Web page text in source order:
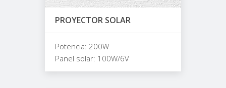
PROYECTOR SOLAR
Potencia: 200W
Panel solar: 100W/6V